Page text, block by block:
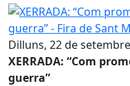
XERRADA: “Com
Dilluns, 22 de
XERRADA: “Com
guerra”